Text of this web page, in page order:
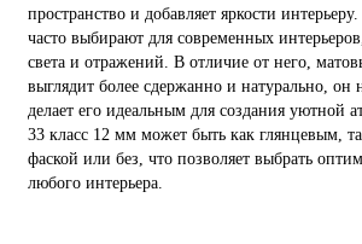
пространство и добавляет яркости
часто выбирают для современных
света и отражений. В отличие от него,
выглядит более сдержанно и натурально, он
делает его идеальным для создания уютной
33 класс 12 мм может быть как глянцевым,
фаской или без, что позволяет выбрать
любого интерьера.